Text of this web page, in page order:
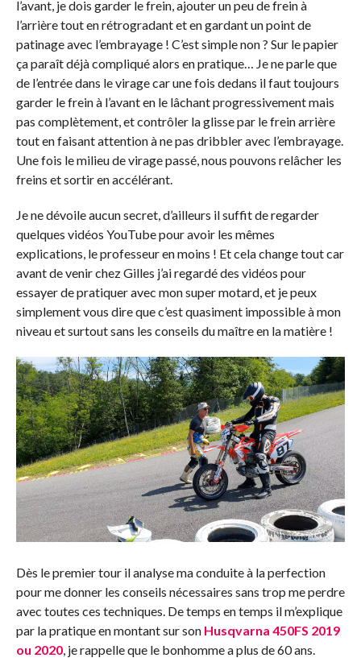
l’avant, je dois garder le frein, ajouter un peu de frein à
l’arrière tout en rétrogradant et en gardant un point de
patinage avec l’embrayage ! C’est simple non ? Sur le papier
ça paraît déjà compliqué alors en pratique… Je ne parle que
de l’entrée dans le virage car une fois dedans il faut toujours
garder le frein à l’avant en le lâchant progressivement mais
pas complètement, et contrôler la glisse par le frein arrière
tout en faisant attention à ne pas dribbler avec l’embrayage.
Une fois le milieu de virage passé, nous pouvons relâcher les
freins et sortir en accélérant.
Je ne dévoile aucun secret, d’ailleurs il suffit de regarder
quelques vidéos YouTube pour avoir les mêmes
explications, le professeur en moins ! Et cela change tout car
avant de venir chez Gilles j’ai regardé des vidéos pour
essayer de pratiquer avec mon super motard, et je peux
simplement vous dire que c’est quasiment impossible à mon
niveau et surtout sans les conseils du maître en la matière !
Dès le premier tour il analyse ma conduite à la perfection
pour me donner les conseils nécessaires sans trop me perdre
avec toutes ces techniques. De temps en temps il m’explique
par la pratique en montant sur son Husqvarna 450FS 2019
ou 2020, je rappelle que le bonhomme a plus de 60 ans.